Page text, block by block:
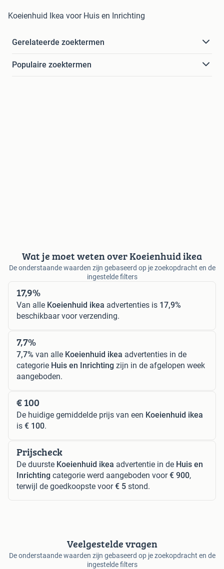
Koeienhuid Ikea voor Huis en Inrichting
Gerelateerde zoektermen
Populaire zoektermen
Wat je moet weten over Koeienhuid ikea
De onderstaande waarden zijn gebaseerd op je zoekopdracht en de
ingestelde filters
17,9%
Van alle Koeienhuid ikea advertenties is 17,9%
beschikbaar voor verzending.
7,7%
7,7% van alle Koeienhuid ikea advertenties in de
categorie Huis en Inrichting zijn in de afgelopen week
aangeboden.
€ 100
De huidige gemiddelde prijs van een Koeienhuid ikea
is € 100.
Prijscheck
De duurste Koeienhuid ikea advertentie in de Huis en
Inrichting categorie werd aangeboden voor€ 900,
terwijl de goedkoopste voor€ 5 stond.
Veelgestelde vragen
De onderstaande waarden zijn gebaseerd op je zoekopdracht en de
ingestelde filters